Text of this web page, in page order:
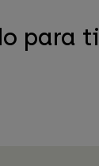
para ti